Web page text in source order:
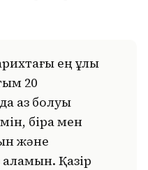
20
аз болуы
бірақ мен
және
Қазір